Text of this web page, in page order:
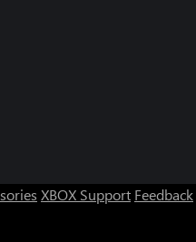
XBOX Support Feedback